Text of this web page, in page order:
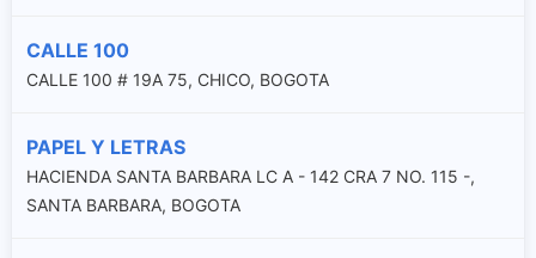
CALLE 100
CALLE 100 # 19A 75, CHICO, BOGOTA
PAPEL Y LETRAS
HACIENDA SANTA BARBARA LC A - 142 CRA 7 NO. 115 -,
SANTA BARBARA, BOGOTA